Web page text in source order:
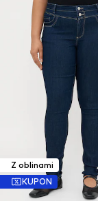
Z oblinami
KUPON